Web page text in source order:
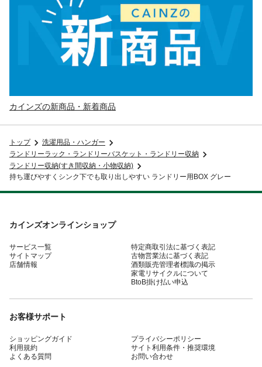
カインズの新商品・新着商品
トップ
洗濯用品・ハンガー
ランドリーラック・ランドリーバスケット・ランドリー収納
ランドリー収納(すき間収納・小物収納)
持ち運びやすくシンク下でも取り出しやすい ランドリー用BOX グレー
カインズオンラインショップ
サービス一覧
サイトマップ
店舗情報
特定商取引法に基づく表記
古物営業法に基づく表記
酒類販売管理者標識の掲示
家電リサイクルについて
BtoB掛け払い申込
お客様サポート
ショッピングガイド
利用規約
よくある質問
プライバシーポリシー
サイト利用条件・推奨環境
お問い合わせ